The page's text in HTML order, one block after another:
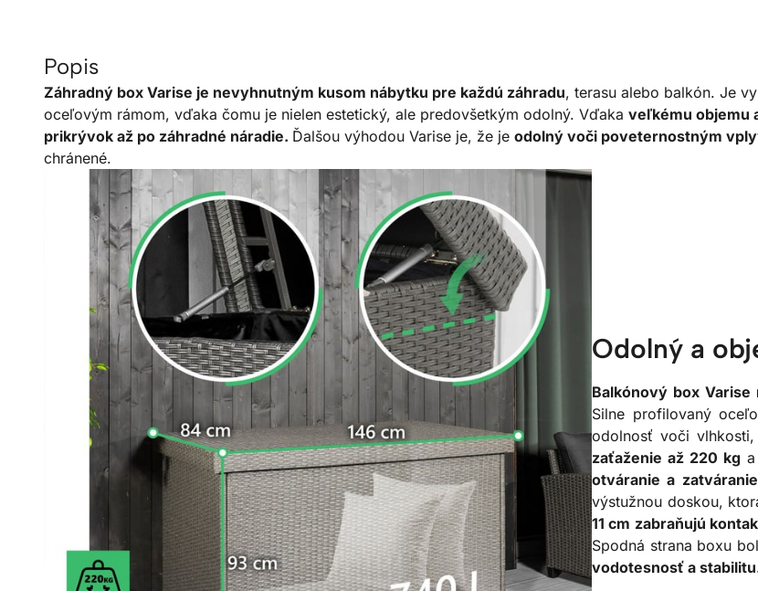
Popis
Záhradný box Varise je nevyhnutným kusom nábytku pre každú záhradu, terasu alebo balkón. Je
oceľovým rámom, vďaka čomu je nielen estetický, ale predovšetkým odolný. Vďaka veľkému objemu
prikrývok až po záhradné náradie. Ďalšou výhodou Varise je, že je odolný voči poveternostným
chránené.
Odolný a
Balkónový box
Silne profilovaný
odolnosť voči
zaťaženie až 220 kga
otváranie a
výstužnou doskou,
11 cm zabraňujú
Spodná strana boxu
vodotesnosť a